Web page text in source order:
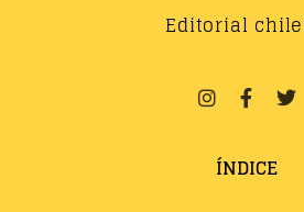
Editorial
ÍNDICE